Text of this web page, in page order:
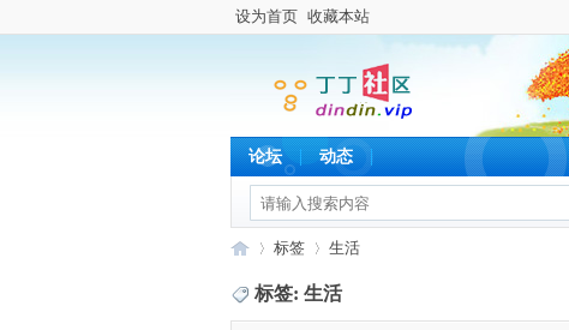
设为首页 收藏本站
论坛 动态
标签 生活
标签: 生活